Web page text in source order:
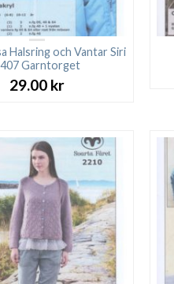
Halsring och Vantar Siri
Garntorget
29.00 kr